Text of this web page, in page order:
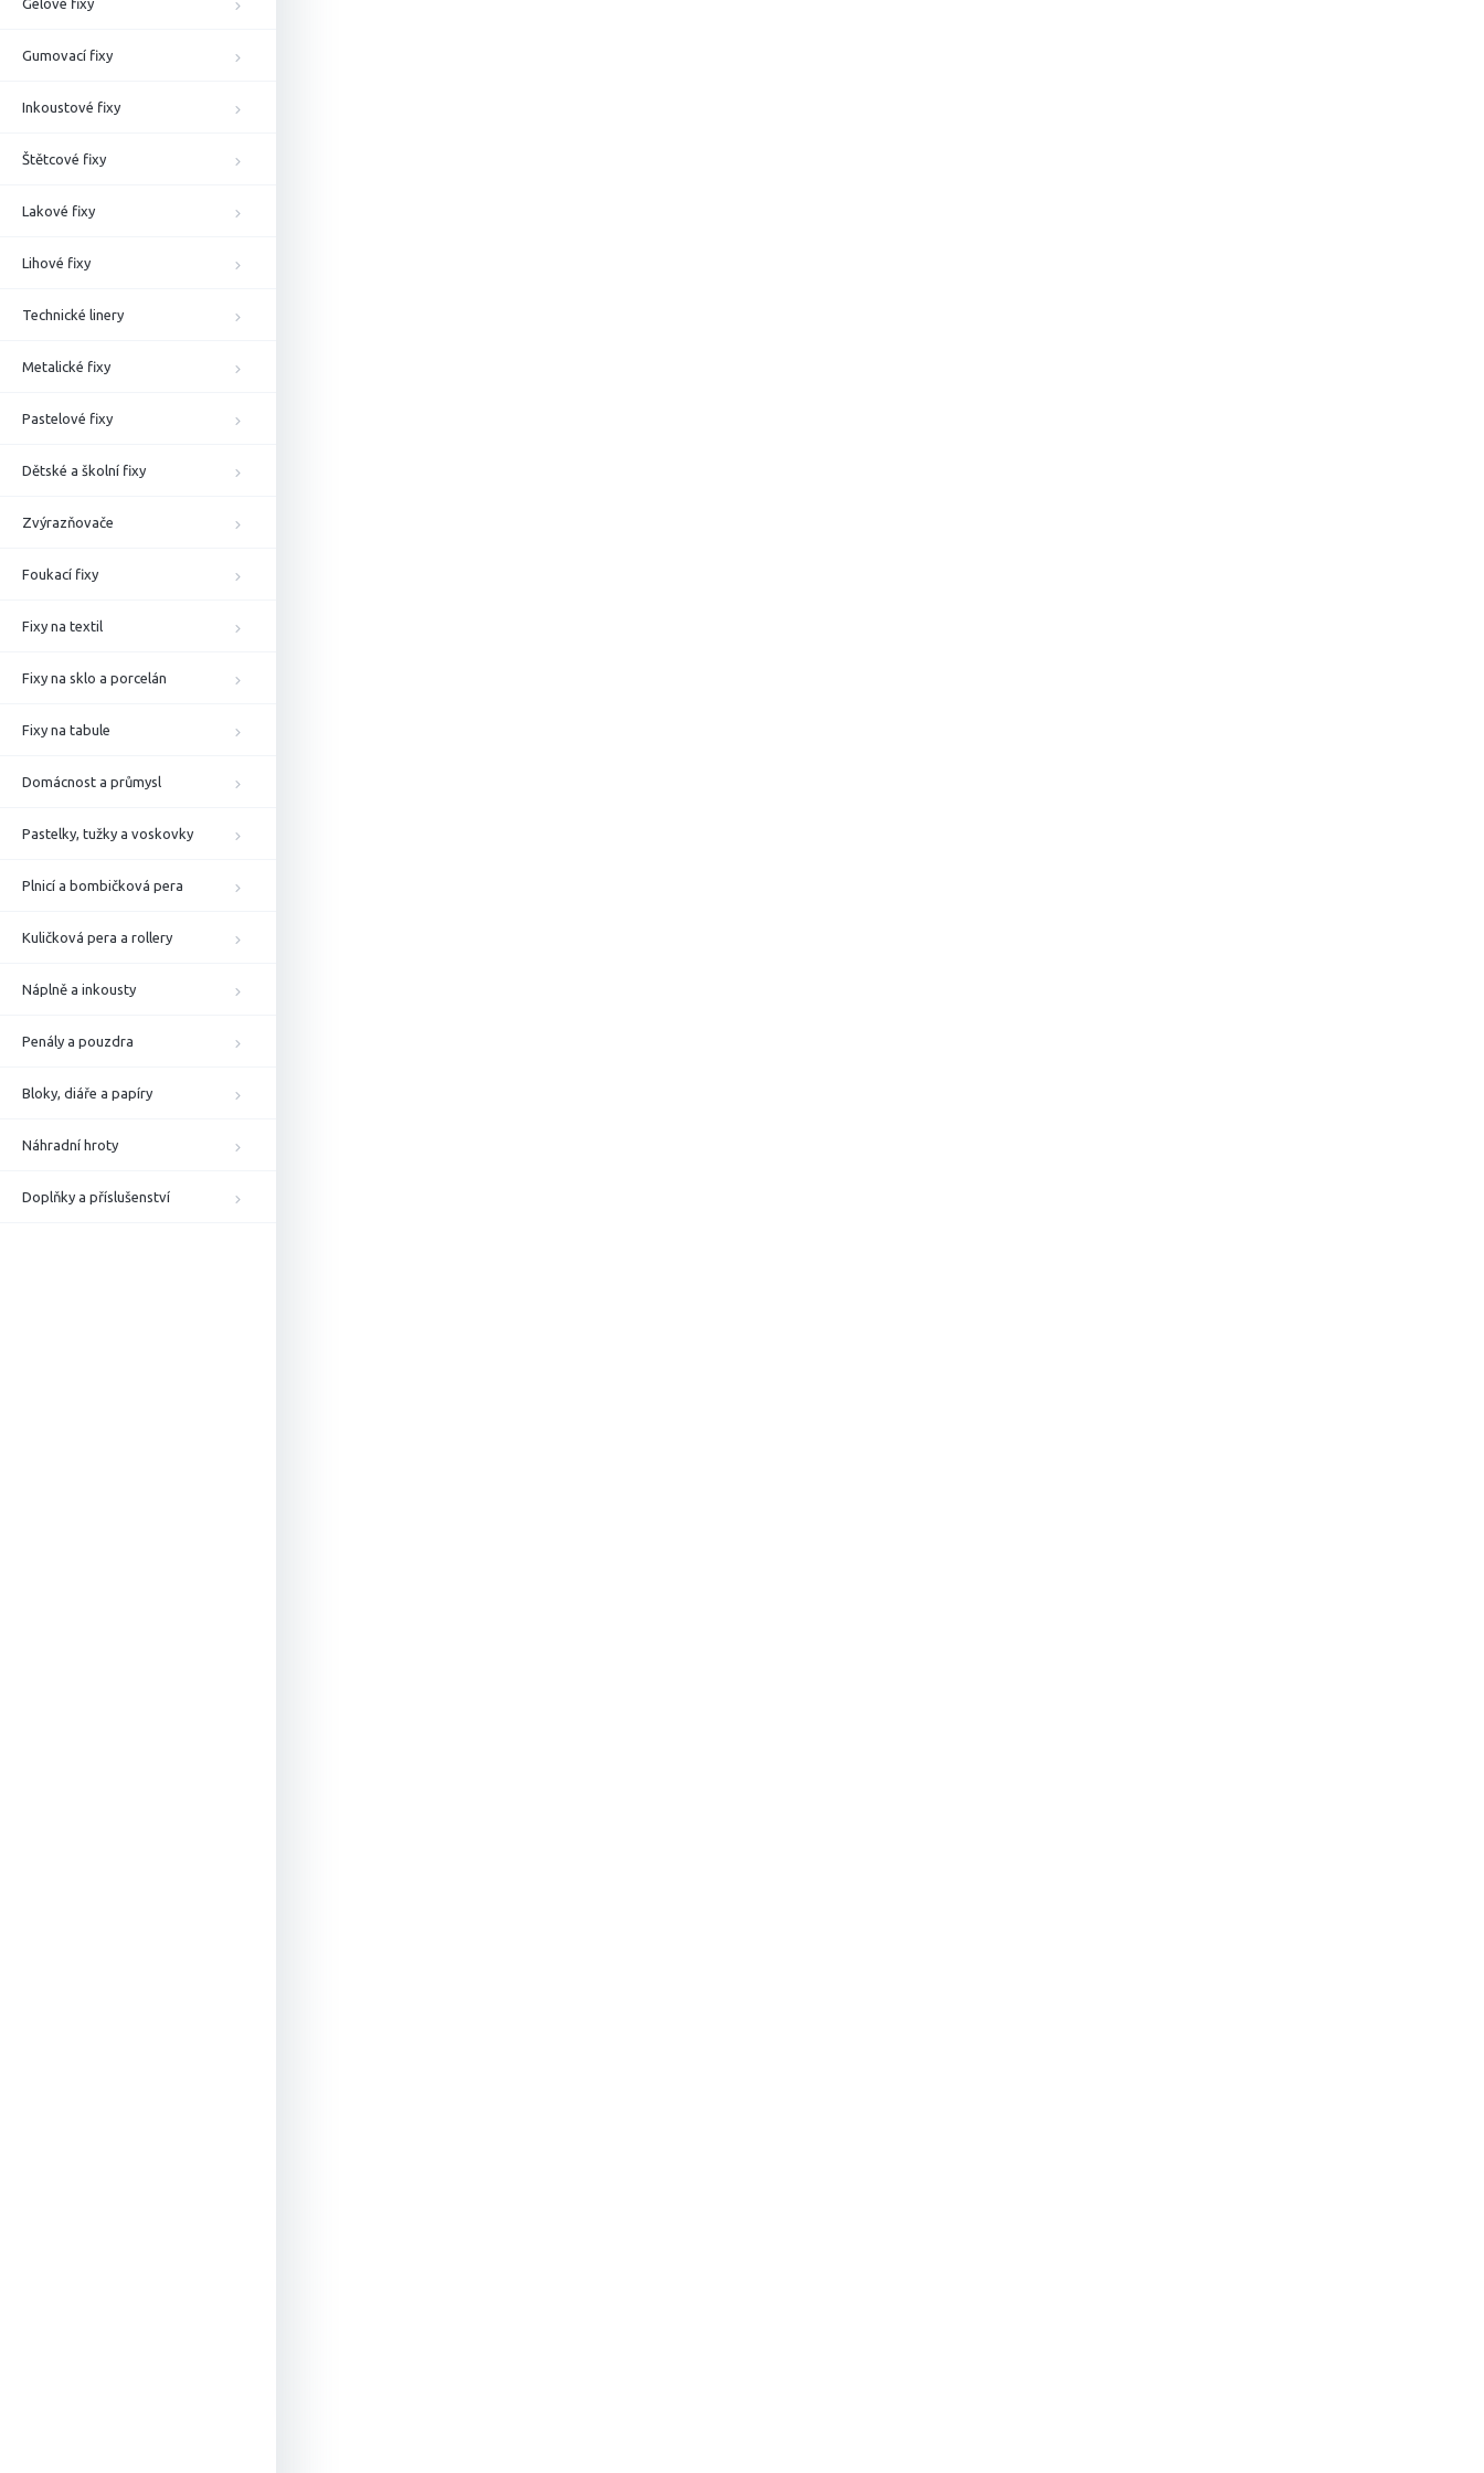
Gelové fixy
Gumovací fixy
Inkoustové fixy
Štětcové fixy
Lakové fixy
Lihové fixy
Technické linery
Metalické fixy
Pastelové fixy
Dětské a školní fixy
Zvýrazňovače
Foukací fixy
Fixy na textil
Fixy na sklo a porcelán
Fixy na tabule
Domácnost a průmysl
Pastelky, tužky a voskovky
Plnicí a bombičková pera
Kuličková pera a rollery
Náplně a inkousty
Penály a pouzdra
Bloky, diáře a papíry
Náhradní hroty
Doplňky a příslušenství